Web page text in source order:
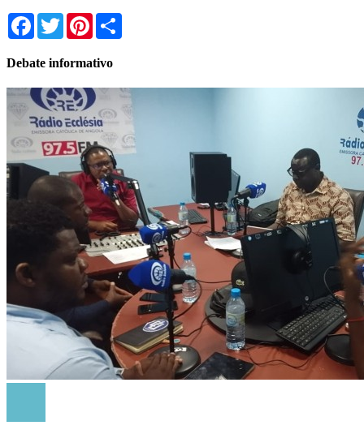
Facebook
TwitterPinterest
Debate informativo